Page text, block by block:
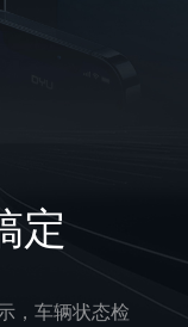
定
，车辆状态检